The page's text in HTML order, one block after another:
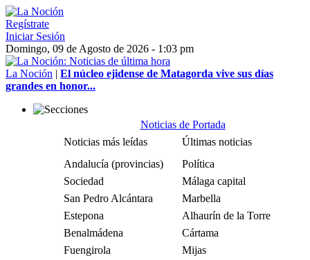
Regístrate
Iniciar Sesión
Domingo, 09 de Agosto de 2026 - 1:03 pm
La Noción | El núcleo ejidense de Matagorda vive sus días
grandes en honor...
Noticias de Portada
Noticias más leídas
Últimas noticias
Andalucía (provincias)
Política
Sociedad
Málaga capital
San Pedro Alcántara
Marbella
Estepona
Alhaurín de la Torre
Benalmádena
Cártama
Fuengirola
Mijas